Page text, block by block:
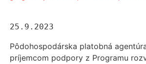
25.9.2023
Pôdohospodárska platobná
príjemcom podpory z Programu